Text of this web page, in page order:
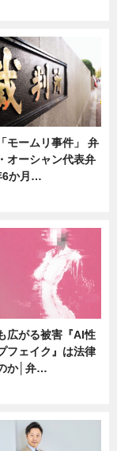
モームリ事件」 弁
オーシャン代表弁
6か月…
広がる被害『AI性
フェイク』は法律
か│弁…